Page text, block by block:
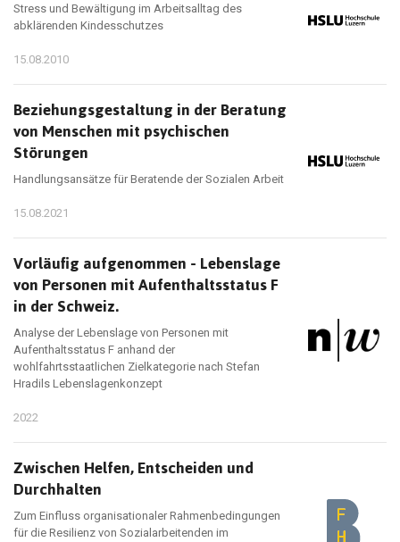
Stress und Bewältigung im Arbeitsalltag des
abklärenden Kindesschutzes
15.08.2010
Beziehungsgestaltung in der Beratung
von Menschen mit psychischen
Störungen
Handlungsansätze für Beratende der Sozialen Arbeit
15.08.2021
Vorläufig aufgenommen - Lebenslage
von Personen mit Aufenthaltsstatus F
in der Schweiz.
Analyse der Lebenslage von Personen mit
Aufenthaltsstatus F anhand der
wohlfahrtsstaatlichen Zielkategorie nach Stefan
Hradils Lebenslagenkonzept
2022
Zwischen Helfen, Entscheiden und
Durchhalten
Zum Einfluss organisationaler Rahmenbedingungen
für die Resilienz von Sozialarbeitenden im